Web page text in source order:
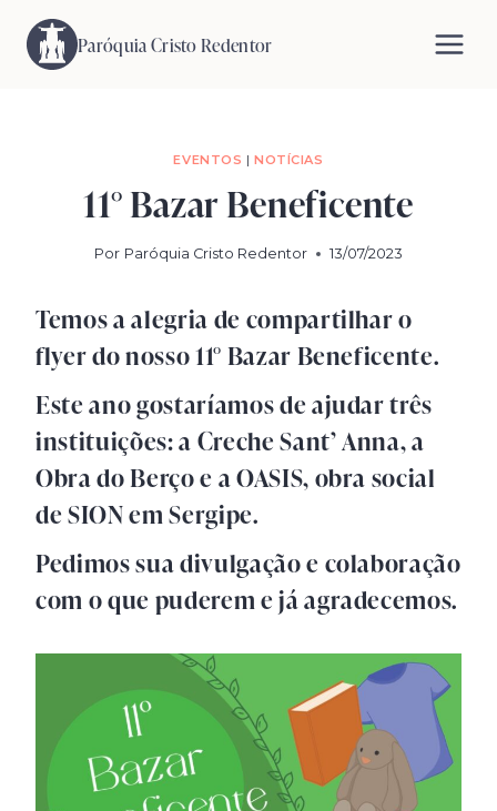
para
Paróquia Cristo Redentor
EVENTOS |NOTÍCIAS
11° Bazar Beneficente
Por Paróquia Cristo Redentor 13/07/2023
Temos a alegria de compartilhar o
flyer do nosso 11° Bazar Beneficente.
Este ano gostaríamos de ajudar três
instituições: a Creche Sant’ Anna, a
Obra do Berço e a OASIS, obra social
de SION em Sergipe.
Pedimos sua divulgação e colaboração
com o que puderem e já agradecemos.